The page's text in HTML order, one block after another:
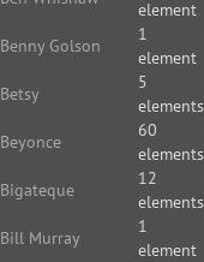
element
Benny Golson
1
element
Betsy
5
elements
Beyonce
60
elements
Bigateque
12
elements
Bill Murray
1
element